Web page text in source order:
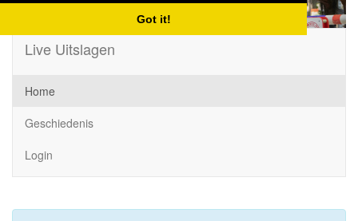
Got it!
Live Uitslagen
Home
Geschiedenis
Login